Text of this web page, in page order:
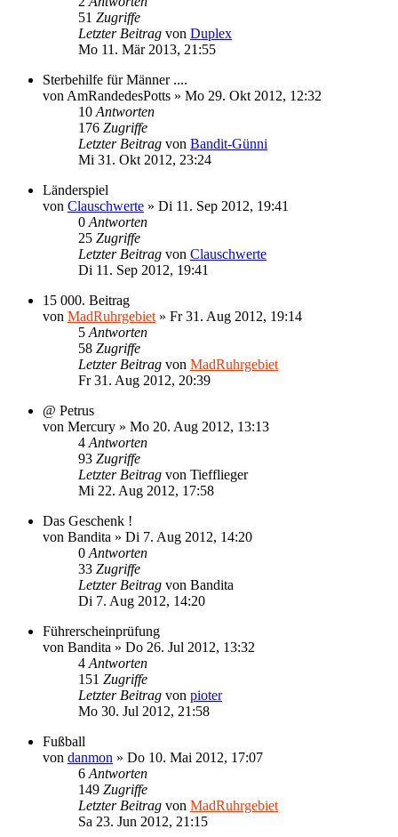
51 Zugriffe
Letzter Beitrag von Duplex
Mo 11. Mär 2013, 21:55
Sterbehilfe für Männer ....
von AmRandedesPotts » Mo 29. Okt 2012, 12:32
10 Antworten
176 Zugriffe
Letzter Beitrag von Bandit-Günni
Mi 31. Okt 2012, 23:24
Länderspiel
von Clauschwerte » Di 11. Sep 2012, 19:41
0 Antworten
25 Zugriffe
Letzter Beitrag von Clauschwerte
Di 11. Sep 2012, 19:41
15 000. Beitrag
von MadRuhrgebiet » Fr 31. Aug 2012, 19:14
5 Antworten
58 Zugriffe
Letzter Beitrag von MadRuhrgebiet
Fr 31. Aug 2012, 20:39
@ Petrus
von Mercury » Mo 20. Aug 2012, 13:13
4 Antworten
93 Zugriffe
Letzter Beitrag von Tiefflieger
Mi 22. Aug 2012, 17:58
Das Geschenk !
von Bandita » Di 7. Aug 2012, 14:20
0 Antworten
33 Zugriffe
Letzter Beitrag von Bandita
Di 7. Aug 2012, 14:20
Führerscheinprüfung
von Bandita » Do 26. Jul 2012, 13:32
4 Antworten
151 Zugriffe
Letzter Beitrag von pioter
Mo 30. Jul 2012, 21:58
Fußball
von danmon » Do 10. Mai 2012, 17:07
6 Antworten
149 Zugriffe
Letzter Beitrag von MadRuhrgebiet
Sa 23. Jun 2012, 21:15